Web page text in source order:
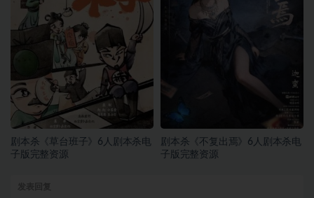
剧本杀《草台班子》6人剧本杀电
子版完整资源
剧本杀《不复出焉》6人剧本杀电
子版完整资源